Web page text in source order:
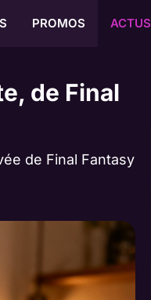
PROMOS ACTUS
de Final
de Final Fantasy